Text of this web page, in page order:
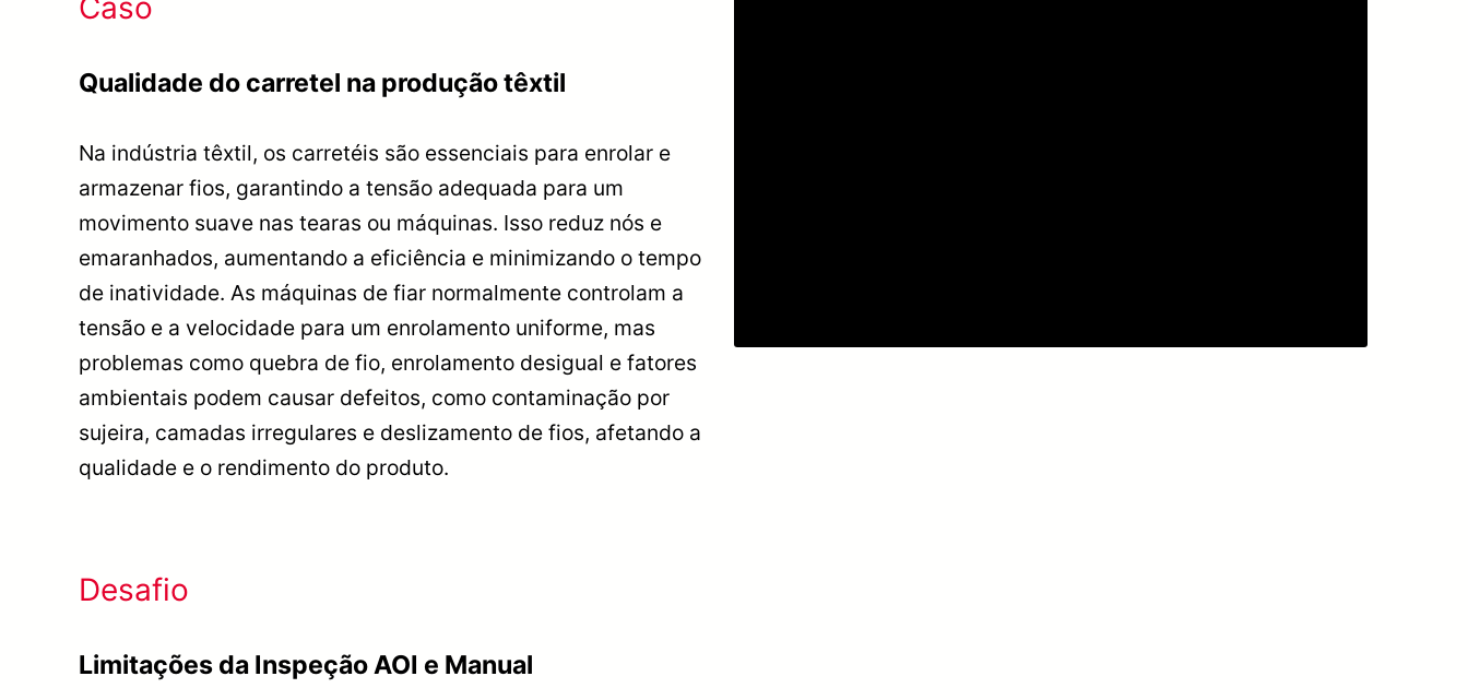
Caso
Qualidade do carretel na produção têxtil
Na indústria têxtil, os carretéis são essenciais para enrolar e
armazenar fios, garantindo a tensão adequada para um
movimento suave nas tearas ou máquinas. Isso reduz nós e
emaranhados, aumentando a eficiência e minimizando o tempo
de inatividade. As máquinas de fiar normalmente controlam a
tensão e a velocidade para um enrolamento uniforme, mas
problemas como quebra de fio, enrolamento desigual e fatores
ambientais podem causar defeitos, como contaminação por
sujeira, camadas irregulares e deslizamento de fios, afetando a
qualidade e o rendimento do produto.
Desafio
Limitações da Inspeção AOI e Manual